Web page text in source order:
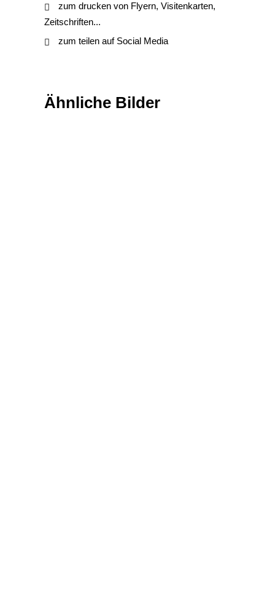
zum drucken von Flyern, Visitenkarten,
Zeitschriften...
zum teilen auf Social Media
Ähnliche Bilder